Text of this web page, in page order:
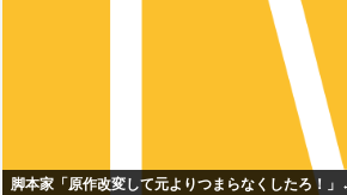
脚本家「原作改変して元よりつまらなくしたろ！